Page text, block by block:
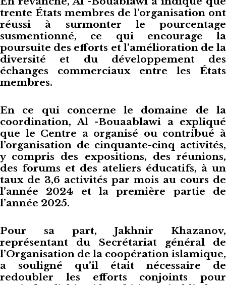
trente États membres de l’organisation ont
réussi à surmonter le pourcentage
susmentionné, ce qui encourage la
poursuite des efforts et l’amélioration de la
diversité et du développement des
échanges commerciaux entre les États
membres.
En ce qui concerne le domaine de la
coordination, Al -Bouaablawi a expliqué
que le Centre a organisé ou contribué à
l’organisation de cinquante-cinq activités,
y compris des expositions, des réunions,
des forums et des ateliers éducatifs, à un
taux de 3,6 activités par mois au cours de
l’année 2024 et la première partie de
l’année 2025.
Pour sa part, Jakhnir Khazanov,
représentant du Secrétariat général de
l’Organisation de la coopération islamique,
a souligné qu’il était nécessaire de
redoubler les efforts conjoints pour